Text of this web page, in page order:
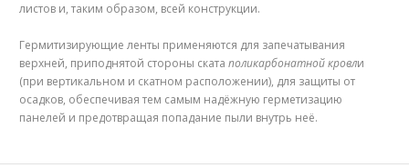
листов и, таким образом, всей конструкции.
Гермитизирующие ленты применяются для запечатывания
верхней, приподнятой стороны ската поликарбонатной кровли
(при вертикальном и скатном расположении), для защиты от
осадков, обеспечивая тем самым надёжную герметизацию
панелей и предотвращая попадание пыли внутрь неё.